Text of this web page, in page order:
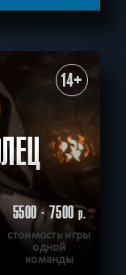
14+
5500 - 7500р.
стоимость игры
одной
команды